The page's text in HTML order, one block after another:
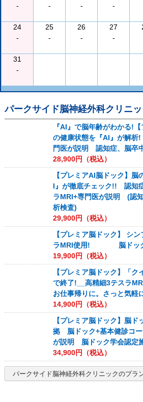
-
-
-
-
24
-
25
-
26
-
27
-
31
-
パークサイド脳神経外科クリニッ
『AI』で脳年齢がわかる!
の健康状態を『AI』が解
門医が説明 認知症、脳卒
28,900円（税込）
【プレミアAI脳ドック】
I』が徹底チェック!! 認知
ラMRI+専門医が説明 (認
析検査)
29,900円（税込）
【プレミア脳ドック】
ラMRI使用! 脳ドック
19,900円（税込）
【プレミア脳ドック】「
で終了!__高精細3テスラ
お仕事帰りに。さっと気軽
14,900円（税込）
【プレミア脳ドック】脳ド
拠 脳ドック+基本健診コ
が説明 脳ドック学会認定施
34,900円（税込）
パークサイド脳神経外科クリニックのプラ